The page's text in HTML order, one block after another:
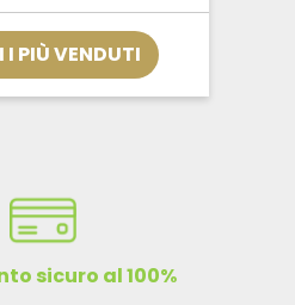
da
€0,95
a
€1,20
I PIÙ VENDUTI
sicuro al 100%